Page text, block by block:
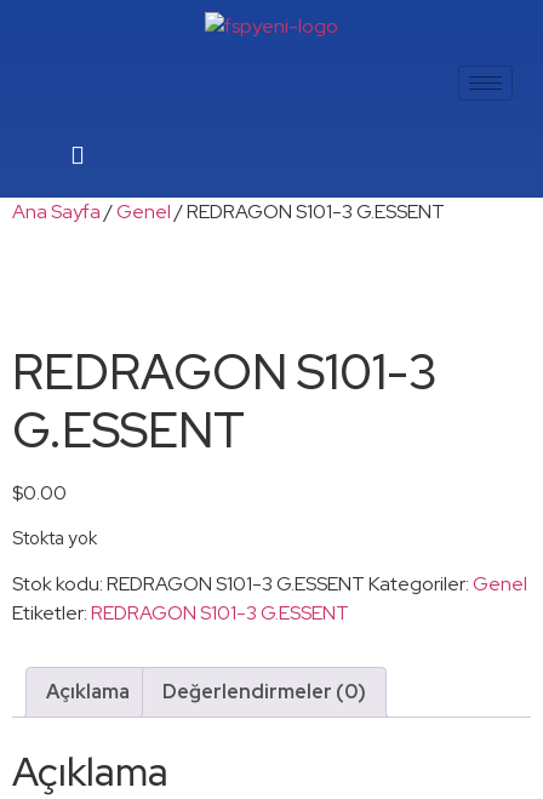
Ana Sayfa/Genel/ REDRAGON S101-3 G.ESSENT
REDRAGON S101-3
G.ESSENT
$0.00
Stokta yok
Stok kodu:REDRAGON S101-3 G.ESSENTKategoriler:Genel
Etiketler:REDRAGON S101-3 G.ESSENT
Açıklama Değerlendirmeler (0)
Açıklama